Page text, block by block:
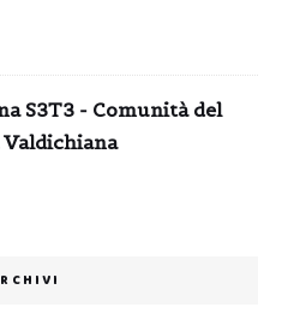
S3T3 - Comunità del
Valdichiana